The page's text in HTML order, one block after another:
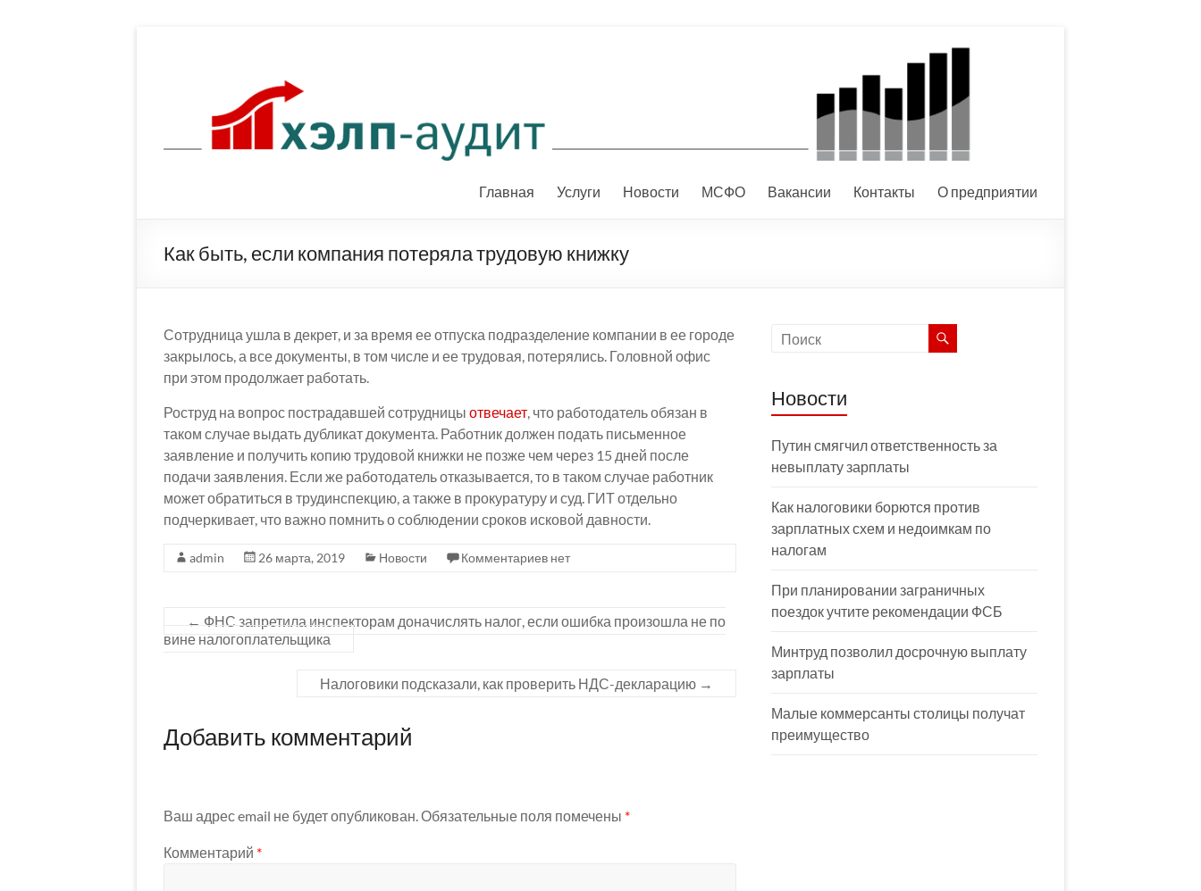
Главная Услуги Новости МСФО Вакансии Контакты О предприятии
Как быть, если компания потеряла трудовую книжку
Сотрудница ушла в декрет, и за время ее отпуска подразделение компании в ее городе
закрылось, а все документы, в том числе и ее трудовая, потерялись. Головной офис
при этом продолжает работать.
Роструд на вопрос пострадавшей сотрудницы отвечает, что работодатель обязан в
таком случае выдать дубликат документа. Работник должен подать письменное
заявление и получить копию трудовой книжки не позже чем через 15 дней после
подачи заявления. Если же работодатель отказывается, то в таком случае работник
может обратиться в трудинспекцию, а также в прокуратуру и суд. ГИТ отдельно
подчеркивает, что важно помнить о соблюдении сроков исковой давности.
admin 26 марта, 2019 Новости Комментариев нет
← ФНС запретила инспекторам доначислять налог, если ошибка произошла не по
вине налогоплательщика
Налоговики подсказали, как проверить НДС-декларацию →
Добавить комментарий
Ваш адрес email не будет опубликован. Обязательные поля помечены *
Комментарий *
Новости
Путин смягчил ответственность за
невыплату зарплаты
Как налоговики борются против
зарплатных схем и недоимкам по
налогам
При планировании заграничных
поездок учтите рекомендации ФСБ
Минтруд позволил досрочную выплату
зарплаты
Малые коммерсанты столицы получат
преимущество